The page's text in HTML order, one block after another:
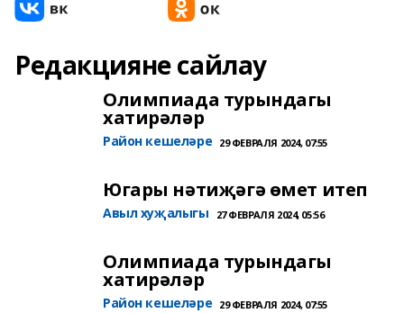
Редакцияне сайлау
Олимпиада турындагы
хатирәләр
Район кешеләре 29 ФЕВРАЛЯ 2024, 07:55
Югары нәтиҗәгә өмет итеп
Авыл хуҗалыгы 27 ФЕВРАЛЯ 2024, 05:56
Олимпиада турындагы
хатирәләр
Район кешеләре 29 ФЕВРАЛЯ 2024, 07:55